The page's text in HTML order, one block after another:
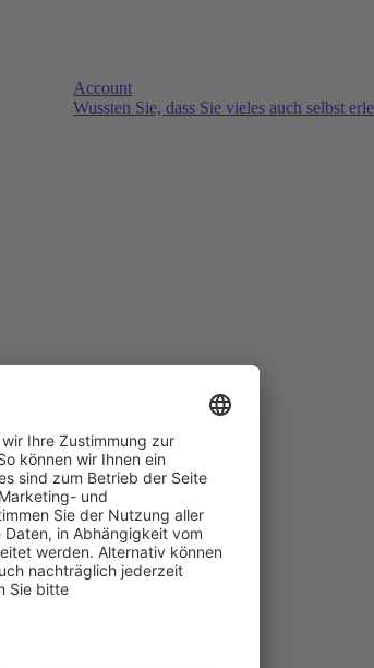
Account
Wussten Sie, dass Sie vieles auch selbst